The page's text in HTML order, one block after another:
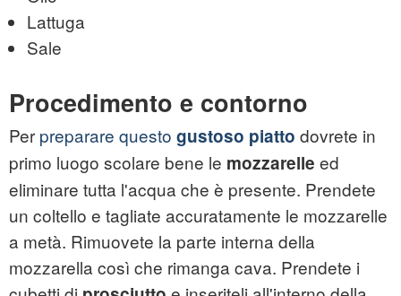
Lattuga
Sale
Procedimento e contorno
Per preparare questo gustoso piatto dovrete in
primo luogo scolare bene le mozzarelle ed
eliminare tutta l'acqua che è presente. Prendete
un coltello e tagliate accuratamente le mozzarelle
a metà. Rimuovete la parte interna della
mozzarella così che rimanga cava. Prendete i